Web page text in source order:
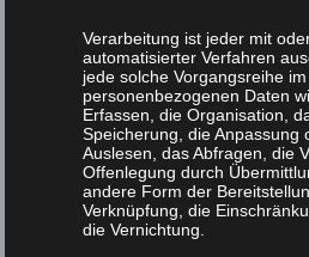
Freeride – Fahrspass am
31. Oktober 2020
Den diesjährigen
Tischlerei unter dem Motto
hatten wir für den 30.
Verarbeitung ist jeder mit
automatisierter Verfahren
jede solche Vorgangsreihe
personenbezogenen Daten
Erfassen, die Organisation,
Speicherung, die Anpassung
Auslesen, das Abfragen, die
Offenlegung durch
andere Form der
Verknüpfung, die
die Vernichtung.